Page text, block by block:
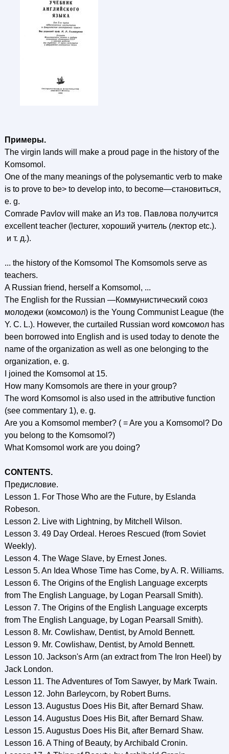
Примеры.
The virgin lands will make a proud page in the history of the
Komsomol.
One of the many meanings of the polysemantic verb to make
is to prove to be> to develop into, to become—становиться,
e. g.
Comrade Pavlov will make an Из тов. Павлова получится
excellent teacher (lecturer, хороший учитель (лектор etc.).
и т. д.).
... the history of the Komsomol The Komsomols serve as
teachers.
A Russian friend, herself a Komsomol, ...
The English for the Russian —Коммунистический союз
молодежи (комсомол) is the Young Communist League (the
Y. C. L.). However, the curtailed Russian word комсомол has
been borrowed into English and is used today to denote the
name of the organization as well as one belonging to the
organization, e. g.
I joined the Komsomol at 15.
How many Komsomols are there in your group?
The word Komsomol is also used in the attributive function
(see commentary 1), e. g.
Are you a Komsomol member? ( = Are you a Komsomol? Do
you belong to the Komsomol?)
What Komsomol work are you doing?
CONTENTS.
Предисловие.
Lesson 1. For Those Who are the Future, by Eslanda
Robeson.
Lesson 2. Live with Lightning, by Mitchell Wilson.
Lesson 3. 49 Day Ordeal. Heroes Rescued (from Soviet
Weekly).
Lesson 4. The Wage Slave, by Ernest Jones.
Lesson 5. An Idea Whose Time has Come, by A. R. Williams.
Lesson 6. The Origins of the English Language excerpts
from The English Language, by Logan Pearsall Smith).
Lesson 7. The Origins of the English Language excerpts
from The English Language, by Logan Pearsall Smith).
Lesson 8. Mr. Cowlishaw, Dentist, by Arnold Bennett.
Lesson 9. Mr. Cowlishaw, Dentist, by Arnold Bennett.
Lesson 10. Jackson's Arm (an extract from The Iron Heel) by
Jack London.
Lesson 11. The Adventures of Tom Sawyer, by Mark Twain.
Lesson 12. John Barleycorn, by Robert Burns.
Lesson 13. Augustus Does His Bit, after Bernard Shaw.
Lesson 14. Augustus Does His Bit, after Bernard Shaw.
Lesson 15. Augustus Does His Bit, after Bernard Shaw.
Lesson 16. A Thing of Beauty, by Archibald Cronin.